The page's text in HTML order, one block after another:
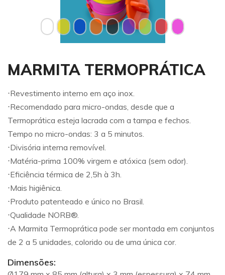
MARMITA TERMOPRÁTICA
⋅Revestimento interno em aço inox.
⋅Recomendado para micro-ondas, desde que a
Termoprática esteja lacrada com a tampa e fechos.
Tempo no micro-ondas: 3 a 5 minutos.
⋅Divisória interna removível.
⋅Matéria-prima 100% virgem e atóxica (sem odor).
⋅Eficiência térmica de 2,5h à 3h.
⋅Mais higiênica.
⋅Produto patenteado e único no Brasil.
⋅Qualidade NORB®.
⋅A Marmita Termoprática pode ser montada em conjuntos
de 2 a 5 unidades, colorido ou de uma única cor.
Dimensões: